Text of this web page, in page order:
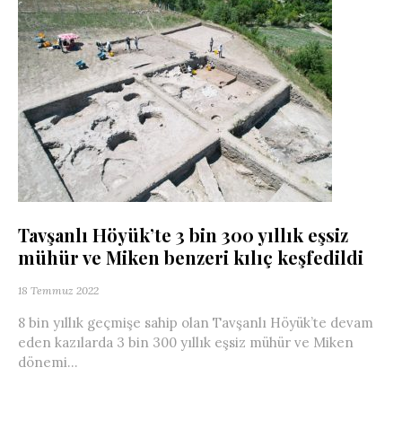
Tavşanlı Höyük’te 3 bin 300 yıllık eşsiz
mühür ve Miken benzeri kılıç keşfedildi
18 Temmuz 2022
8 bin yıllık geçmişe sahip olan Tavşanlı Höyük’te devam
eden kazılarda 3 bin 300 yıllık eşsiz mühür ve Miken
dönemi...